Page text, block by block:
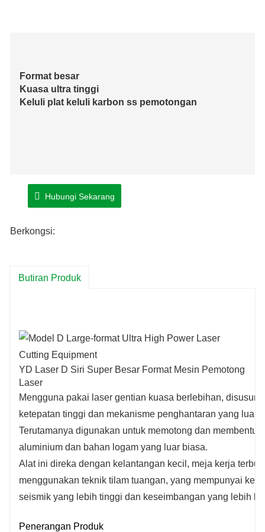
Format besar
Kuasa ultra tinggi
Keluli plat keluli karbon ss pemotongan
Hubungi Sekarang
Berkongsi:
Butiran Produk
YD Laser D Siri Super Besar Format Mesin Pemotong
Laser
Mengguna pakai laser gentian kuasa berlebihan,
ketepatan tinggi dan mekanisme penghantaran yang luar
Terutamanya digunakan untuk memotong dan
aluminium dan bahan logam yang luar biasa.
Alat ini direka dengan kelantangan kecil, meja kerja
menggunakan teknik tilam tuangan, yang mempunyai
seismik yang lebih tinggi dan keseimbangan yang lebih
Penerangan Produk